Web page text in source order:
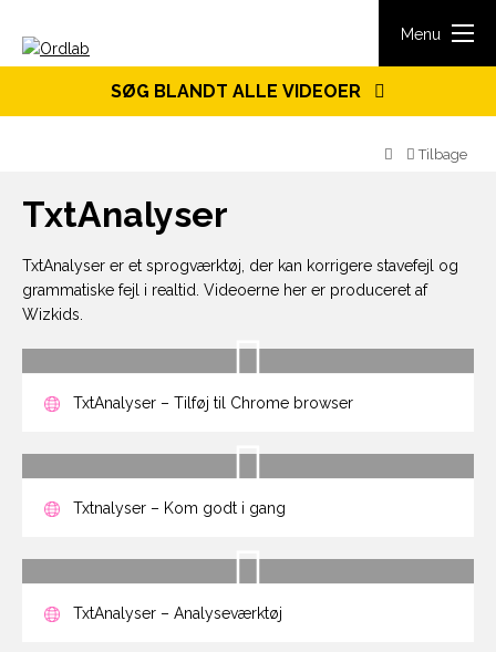
Menu
SØG BLANDT ALLE VIDEOER
Tilbage
TxtAnalyser
TxtAnalyser er et sprogværktøj, der kan korrigere stavefejl og
grammatiske fejl i realtid. Videoerne her er produceret af
Wizkids.
TxtAnalyser – Tilføj til Chrome browser
Txtnalyser – Kom godt i gang
TxtAnalyser – Analyseværktøj